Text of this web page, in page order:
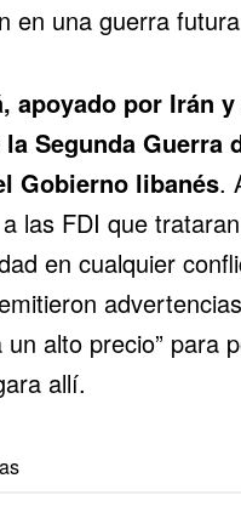
en una guerra
apoyado por Irán
Segunda Guerra
Gobierno libanés.
las FDI que
en cualquier
un alto precio” para
allí.